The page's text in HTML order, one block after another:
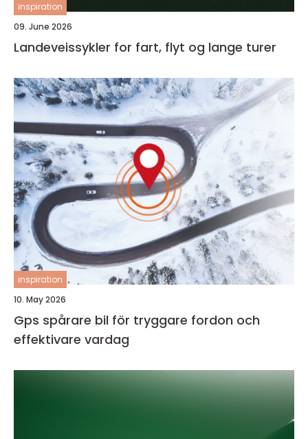
inspiration
09. June 2026
Landeveissykler for fart, flyt og lange turer
inspiration
10. May 2026
Gps spårare bil för tryggare fordon och
effektivare vardag